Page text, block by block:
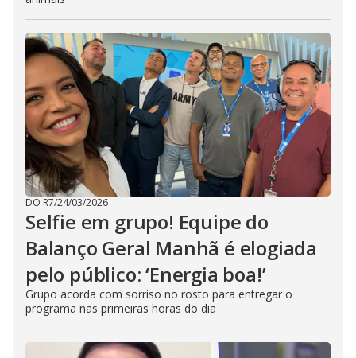
DO R7/24/03/2026
Selfie em grupo! Equipe do
Balanço Geral Manhã é elogiada
pelo público: ‘Energia boa!’
Grupo acorda com sorriso no rosto para entregar o
programa nas primeiras horas do dia